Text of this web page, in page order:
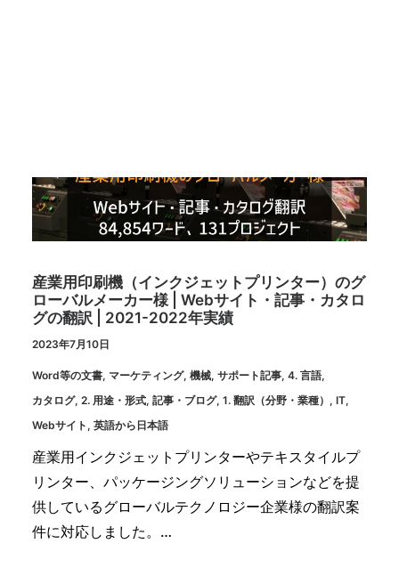
産業用印刷機（インクジェットプリンター）のグ
ローバルメーカー様 | Webサイト・記事・カタロ
グの翻訳 | 2021-2022年実績
2023年7月10日
Word等の文書, マーケティング, 機械, サポート記事, 4. 言語,
カタログ, 2. 用途・形式, 記事・ブログ, 1. 翻訳（分野・業種） , IT,
Webサイト , 英語から日本語
産業用インクジェットプリンターやテキスタイルプ
リンター、パッケージングソリューションなどを提
供しているグローバルテクノロジー企業様の翻訳案
件に対応しました。…